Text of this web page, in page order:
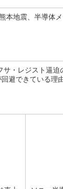
本地震、半導体
サ・レジスト逼
避できている理